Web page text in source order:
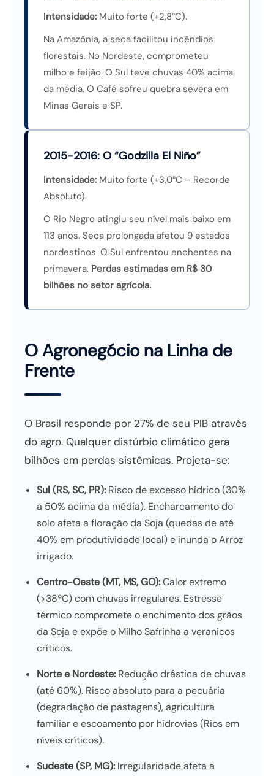
Intensidade: Muito forte (+2,8°C).
Na Amazônia, a seca facilitou incêndios
florestais. No Nordeste, comprometeu
milho e feijão. O Sul teve chuvas 40% acima
da média. O Café sofreu quebra severa em
Minas Gerais e SP.
2015-2016: O “Godzilla El Niño”
Intensidade: Muito forte (+3,0°C – Recorde
Absoluto).
O Rio Negro atingiu seu nível mais baixo em
113 anos. Seca prolongada afetou 9 estados
nordestinos. O Sul enfrentou enchentes na
primavera. Perdas estimadas em R$ 30
bilhões no setor agrícola.
O Agronegócio na Linha de
Frente
O Brasil responde por 27% de seu PIB através
do agro. Qualquer distúrbio climático gera
bilhões em perdas sistêmicas. Projeta-se:
Sul (RS, SC, PR): Risco de excesso hídrico (30%
a 50% acima da média). Encharcamento do
solo afeta a floração da Soja (quedas de até
40% em produtividade local) e inunda o Arroz
irrigado.
Centro-Oeste (MT, MS, GO):Calor extremo
(>38ºC) com chuvas irregulares. Estresse
térmico compromete o enchimento dos grãos
da Soja e expõe o Milho Safrinha a veranicos
críticos.
Norte e Nordeste: Redução drástica de chuvas
(até 60%). Risco absoluto para a pecuária
(degradação de pastagens), agricultura
familiar e escoamento por hidrovias (Rios em
níveis críticos).
Sudeste (SP, MG): Irregularidade afeta a